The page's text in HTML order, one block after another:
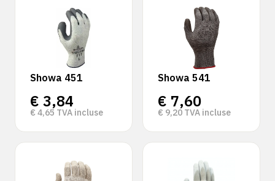
Showa 451
€ 3,84
€ 4,65 TVA incluse
Showa 541
€ 7,60
€ 9,20 TVA incluse